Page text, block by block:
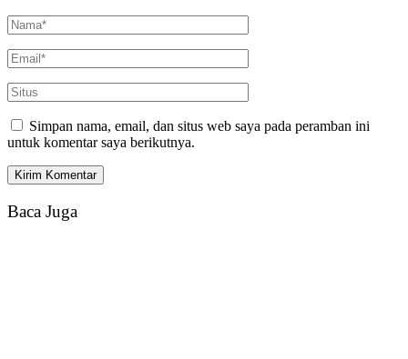
Simpan nama, email, dan situs web saya pada peramban ini
untuk komentar saya berikutnya.
Baca Juga